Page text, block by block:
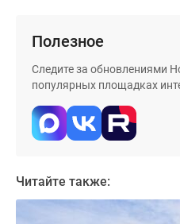
Москве
Новостройки
премиум-
класса
Новостройки
бизнес-
Рассрочка
Траншевая
Полезное
Следите за обновлениями
популярных площадках
Читайте также: